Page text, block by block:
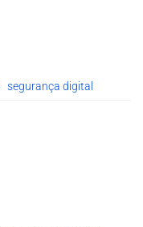
segurança digital